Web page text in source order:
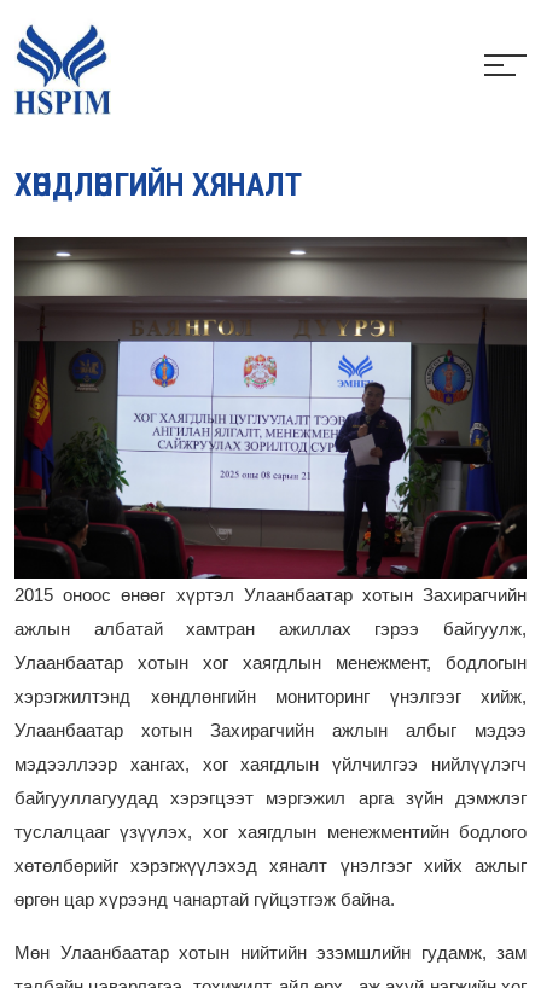
ХӨНДЛӨНГИЙН ХЯНАЛТ
2015 оноос өнөөг хүртэл Улаанбаатар хотын Захирагчийн
ажлын албатай хамтран ажиллах гэрээ байгуулж,
Улаанбаатар хотын хог хаягдлын менежмент, бодлогын
хэрэгжилтэнд хөндлөнгийн мониторинг үнэлгээг хийж,
Улаанбаатар хотын Захирагчийн ажлын албыг мэдээ
мэдээллээр хангах, хог хаягдлын үйлчилгээ нийлүүлэгч
байгууллагуудад хэрэгцээт мэргэжил арга зүйн дэмжлэг
туслалцааг үзүүлэх, хог хаягдлын менежментийн бодлого
хөтөлбөрийг хэрэгжүүлэхэд хяналт үнэлгээг хийх ажлыг
өргөн цар хүрээнд чанартай гүйцэтгэж байна.
Мөн Улаанбаатар хотын нийтийн эзэмшлийн гудамж, зам